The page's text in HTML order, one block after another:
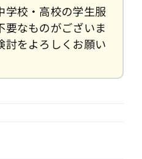
学校・高校の学生服
要なものがございま
討をよろしくお願い